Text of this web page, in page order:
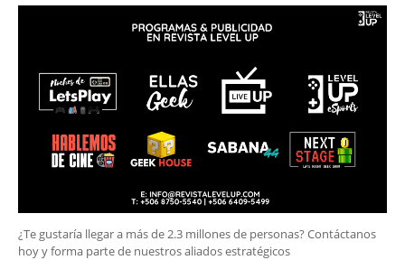
¿Te gustaría llegar a más de 2.3 millones de personas? Contáctanos
hoy y forma parte de nuestros aliados estratégicos